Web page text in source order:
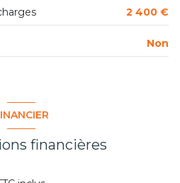
2 400 €
Non
financières